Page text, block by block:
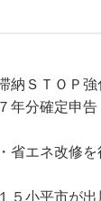
納ＳＴＯＰ強
年分確定申告
省エネ改修
５小平市が出